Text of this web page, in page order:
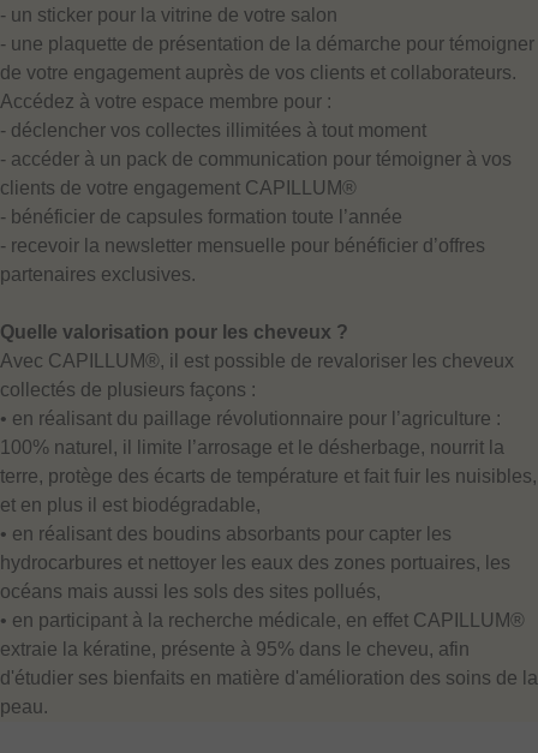
- un sticker pour la vitrine de votre salon
- une plaquette de présentation de la démarche pour témoigner
de votre engagement auprès de vos clients et collaborateurs.
Accédez à votre espace membre pour :
- déclencher vos collectes illimitées à tout moment
- accéder à un pack de communication pour témoigner à vos
clients de votre engagement CAPILLUM®
- bénéficier de capsules formation toute l’année
- recevoir la newsletter mensuelle pour bénéficier d’offres
partenaires exclusives.
Quelle valorisation pour les cheveux ?
Avec CAPILLUM®, il est possible de revaloriser les cheveux
collectés de plusieurs façons :
• en réalisant du paillage révolutionnaire pour l’agriculture :
100% naturel, il limite l’arrosage et le désherbage, nourrit la
terre, protège des écarts de température et fait fuir les nuisibles,
et en plus il est biodégradable,
• en réalisant des boudins absorbants pour capter les
hydrocarbures et nettoyer les eaux des zones portuaires, les
océans mais aussi les sols des sites pollués,
• en participant à la recherche médicale, en effet CAPILLUM®
extraie la kératine, présente à 95% dans le cheveu, afin
d'étudier ses bienfaits en matière d'amélioration des soins de la
peau.